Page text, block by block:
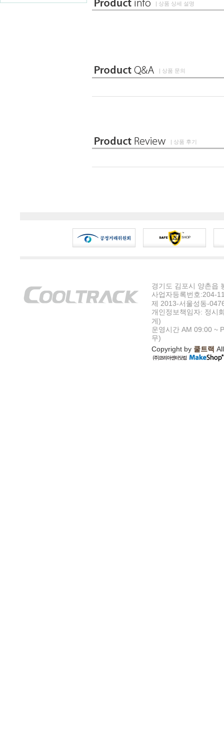
| 상품 상세 설명
| 상품 문의
| 상품 후기
경기도 김포시 양촌읍
사업자등록번호:204-
제 2013-서울성동-
개인정보책임자: 정시
게)
운영시간 AM 09:00 ~
무)
Copyright by 쿨트랙